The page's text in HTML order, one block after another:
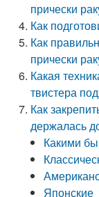
прически
Как
Как
прически
Какая
твистера
Как
держалась
Какими
Японские